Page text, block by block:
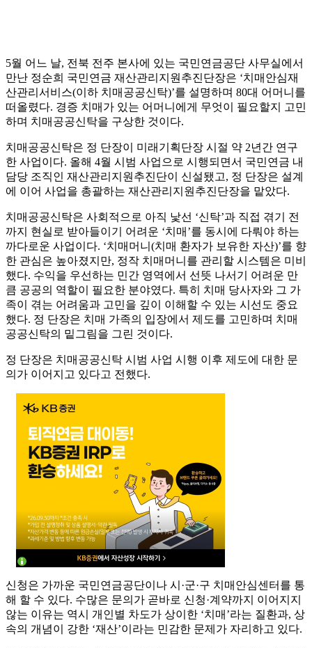
5월 어느 날, 전북 전주 본사에 있는 국민연금공단 사무실에서
만난 정순희 국민연금 재산관리지원추진단장은 ‘치매안심재
산관리서비스(이하 치매공공신탁)’를 설명하며 80대 어머니를
떠올렸다. 경증 치매가 있는 어머니에게 무엇이 필요할지 고민
하며 치매공공신탁을 구상한 것이다.
치매공공신탁은 정 단장이 미래기획단장 시절 약 2년간 연구
한 사업이다. 올해 4월 시범 사업으로 시행되면서 국민연금 내
담당 조직인 재산관리지원추진단이 신설됐고, 정 단장은 설계
에 이어 사업을 총괄하는 재산관리지원추진단장을 맡았다.
치매공공신탁은 사회적으로 아직 낯선 ‘신탁’과 직접 겪기 전
까지 현실로 받아들이기 어려운 ‘치매’를 동시에 다뤄야 하는
까다로운 사업이다. ‘치매머니(치매 환자가 보유한 자산)’를 향
한 관심은 높아졌지만, 정작 치매머니를 관리할 시스템은 미비
했다. 수익을 우선하는 민간 영역에서 선뜻 나서기 어려운 만
큼 공공의 역할이 필요한 분야였다. 특히 치매 당사자와 그 가
족이 겪는 어려움과 고민을 깊이 이해할 수 있는 시선도 중요
했다. 정 단장은 치매 가족의 입장에서 제도를 고민하며 치매
공공신탁의 밑그림을 그린 것이다.
정 단장은 치매공공신탁 시범 사업 시행 이후 제도에 대한 문
의가 이어지고 있다고 전했다.
신청은 가까운 국민연금공단이나 시·군·구 치매안심센터를 통
해 할 수 있다. 수많은 문의가 곧바로 신청·계약까지 이어지지
않는 이유는 역시 개인별 차도가 상이한 ‘치매’라는 질환과, 상
속의 개념이 강한 ‘재산’이라는 민감한 문제가 자리하고 있다.